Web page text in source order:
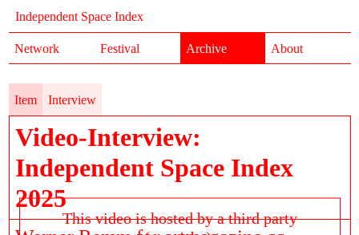
Independent Space Index
Network Festival Archive About
Item Interview
Video-Interview:
Independent Space Index
2025
This video is hosted by a third party